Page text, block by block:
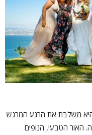
היא משלבת את הרגע המרגש
האור הטבעי, הנופים